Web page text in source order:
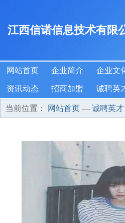
江西信诺信息技术有限
网站首页 企业简介 企业文
资讯动态 招商加盟 诚聘英
当前位置： 网站首页 — 诚聘英才